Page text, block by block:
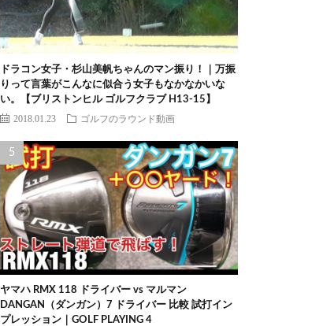
ドラコン女子・杉山美帆ちゃんのマン振り！｜万振
りって言葉がこんなに似合う女子もなかなかいな
い。【ブリストンヒル ゴルフクラブ H13-15】
2018.01.23 ゴルフのラウンド動画
ヤマハ RMX 118 ドライバー vs マルマン
DANGAN（ダンガン）7 ドライバー 比較 試打イン
プレッション｜GOLF PLAYING 4